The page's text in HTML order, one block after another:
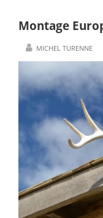
Montage
MICHEL TURENNE